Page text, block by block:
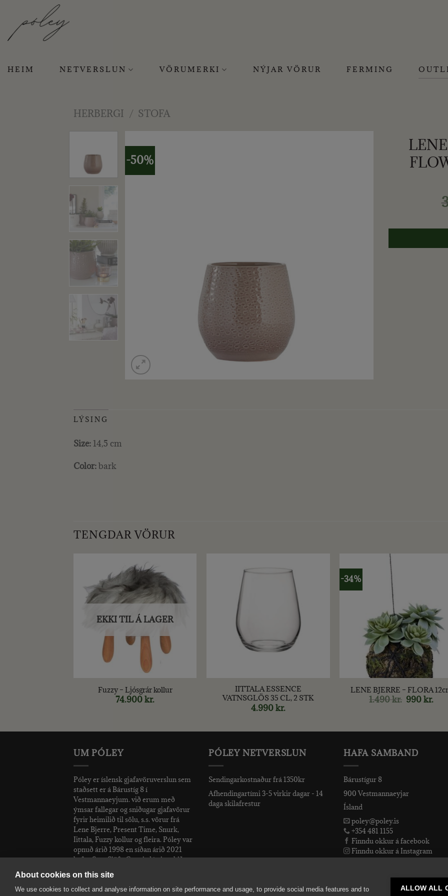
content
HEIM NETVERSLUN VÖRUMERKI NÝJAR VÖRUR FERMING
HERBERGI / STOFA
-50%
LÝSING
Size:14,5 cm
Color:bark
TENGDAR VÖRUR
EKKI TIL Á LAGER
Fuzzy – Ljósgrár kollur
74.900kr.
IITTALA ESSENCE
VATNSGLÖS 35 CL, 2 STK
4.990kr.
-34%
LENE BJERRE – FLORA
1.490kr. Original
price
990kr.
UM PÓLEY
Póley er íslensk gjafavöruverslun sem
staðsett er á Bárustíg 8 í
Vestmannaeyjum. við erum með
ýmsar fallegar og sniðugar gjafavörur
fyrir heimilið til sölu, s.s. vörur frá
Lene Bjerre, Present Time, Snurk,
Iittala, Fuzzy kollur og fleira. Póley var
opnuð árið 1998 en síðan árið 2021
hefur Sara Sjöfn Grettisdóttir rekið
verslunina.
PÓLEY NETVERSLUN
Sendingarkostnaður frá 1350kr
Afhendingartími 3-5 virkir dagar - 14
daga skilafrestur
HAFA SAMBAND
Bárustígur 8
900 Vestmannaeyjar
Ísland
poley@poley.is
+354 481 1155
Finndu okkur á facebook
Finndu okkur á Instagram
About cookies on this site
We use cookies to collect and analyse information on site performance and usage, to provide social media features and to ALLOW ALL